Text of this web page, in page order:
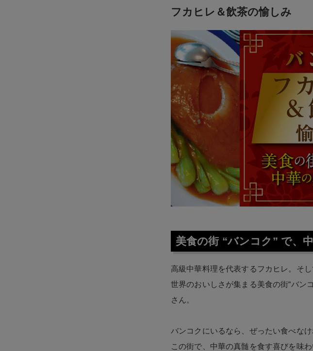
フカヒレ＆飲茶の愉しみ
美食の街 “バンコク” で、
高級中華料理を代表するフカヒレ。そ
世界のおいしさが集まる美食の街“バン
さん。
バンコクにいるなら、ぜったい食べなけ
この街で、中華の真髄を食す喜びを味わ